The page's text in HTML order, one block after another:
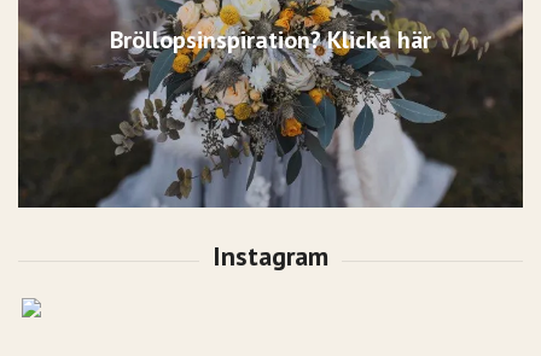
Bröllopsinspiration? Klicka här